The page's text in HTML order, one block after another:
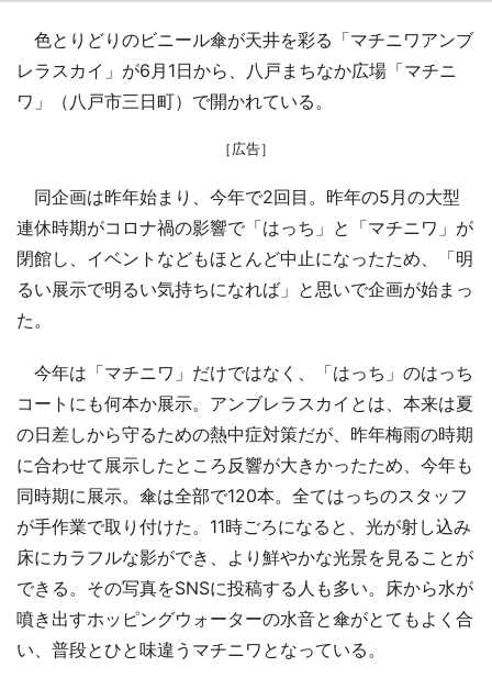
色とりどりのビニール傘が天井を彩る「マチニワアンブ
レラスカイ」が6月1日から、八戸まちなか広場「マチニ
ワ」（八戸市三日町）で開かれている。
［広告］
同企画は昨年始まり、今年で2回目。昨年の5月の大型
連休時期がコロナ禍の影響で「はっち」と「マチニワ」が
閉館し、イベントなどもほとんど中止になったため、「明
るい展示で明るい気持ちになれば」と思いで企画が始まっ
た。
今年は「マチニワ」だけではなく、「はっち」のはっち
コートにも何本か展示。アンブレラスカイとは、本来は夏
の日差しから守るための熱中症対策だが、昨年梅雨の時期
に合わせて展示したところ反響が大きかったため、今年も
同時期に展示。傘は全部で120本。全てはっちのスタッフ
が手作業で取り付けた。11時ごろになると、光が射し込み
床にカラフルな影ができ、より鮮やかな光景を見ることが
できる。その写真をSNSに投稿する人も多い。床から水が
噴き出すホッピングウォーターの水音と傘がとてもよく合
い、普段とひと味違うマチニワとなっている。